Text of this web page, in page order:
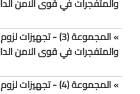
» المجموعة (3) -
والمتفجرات في قوى الامن
» المجموعة (4) -